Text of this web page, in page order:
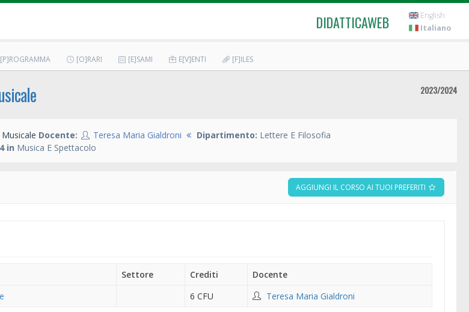
DIDATTICAWEB
English
Italiano
[P]ROGRAMMA [O]RARI [E]SAMI E[V]ENTI [F]ILES
2023/2024
Docente: Teresa Maria Gialdroni Dipartimento: Lettere E Filosofia
in Musica E Spettacolo
AGGIUNGI IL CORSO AI TUOI PREFERITI
Settore Crediti
Docente
6 CFU Teresa Maria Gialdroni